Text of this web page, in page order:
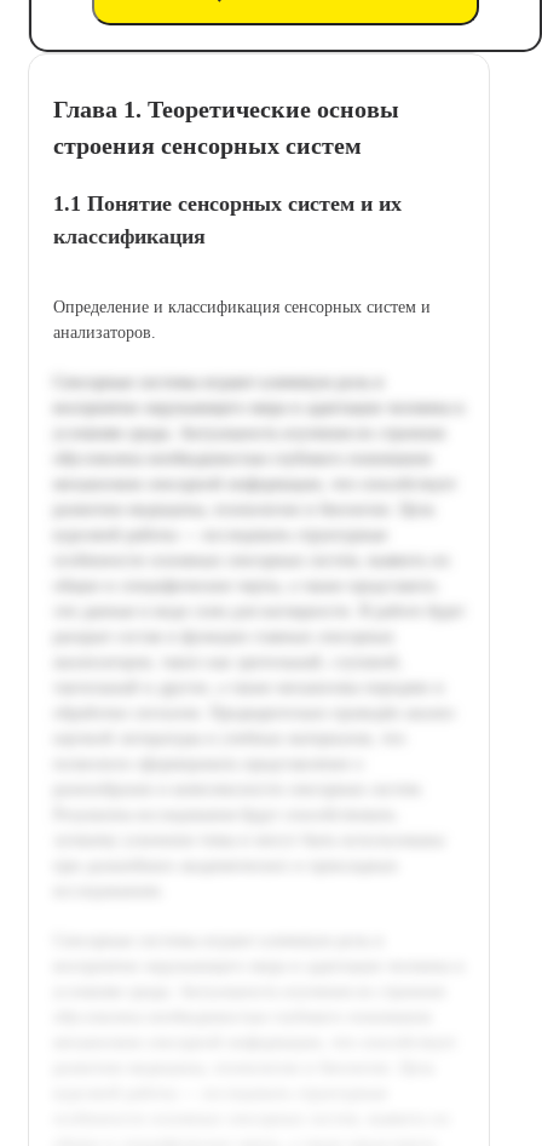
Глава 1. Теоретические основы
строения сенсорных систем
1.1 Понятие сенсорных систем и их
классификация
Определение и классификация сенсорных систем и
анализаторов.